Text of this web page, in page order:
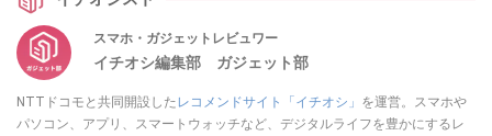
スマホ・ガジェットレビュワー
イチオシ編集部 ガジェット部
NTTドコモと共同開設した レコメンドサイト「イチオシ」 を運営。スマホや
パソコン、アプリ、スマートウォッチなど、デジタルライフを豊かにするレ